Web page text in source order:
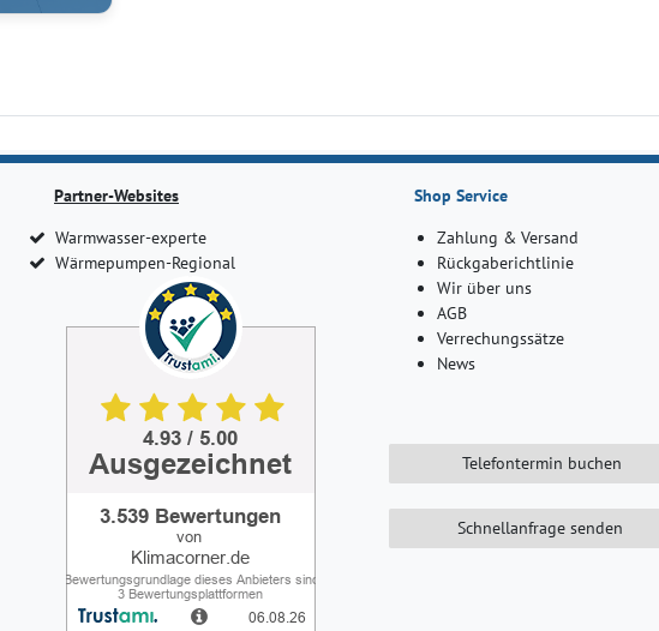
Partner-Websites
Warmwasser-experte
Wärmepumpen-Regional
Shop Service
Zahlung & Versand
Rückgaberichtlinie
Wir über uns
AGB
Verrechungssätze
News
Telefontermin buchen
Schnellanfrage senden